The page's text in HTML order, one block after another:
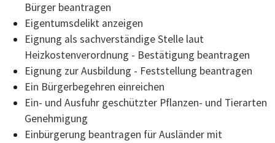
Bürger beantragen
Eigentumsdelikt anzeigen
Eignung als sachverständige Stelle laut
Heizkostenverordnung - Bestätigung beantragen
Eignung zur Ausbildung - Feststellung beantragen
Ein Bürgerbegehren einreichen
Ein- und Ausfuhr geschützter Pflanzen- und Tierarten
Genehmigung
Einbürgerung beantragen für Ausländer mit